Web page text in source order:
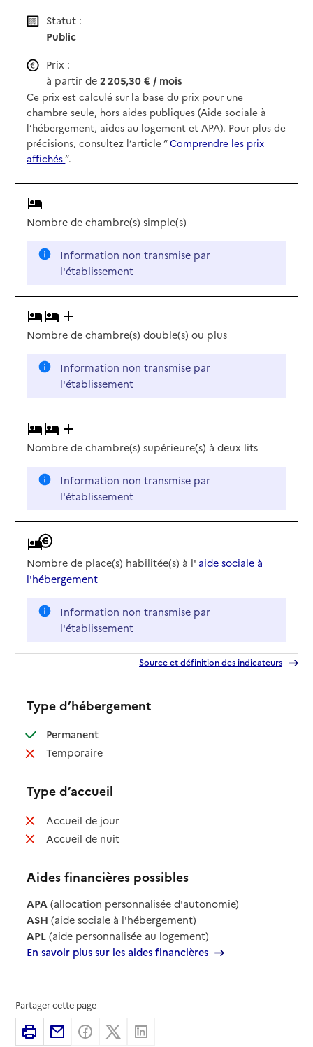
Statut :
Public
Prix :
à partir de2 205,30 € / mois
Ce prix est calculé sur la base du prix pour une
chambre seule, hors aides publiques (Aide sociale à
l’hébergement, aides au logement et APA). Pour plus de
précisions, consultez l’article “Comprendre les prix
affichés”.
Nombre de chambre(s) simple(s)
Information non transmise par
l'établissement
Nombre de chambre(s) double(s)ou plus
Information non transmise par
l'établissement
Nombre de chambre(s) supérieure(s) à deux lits
Information non transmise par
l'établissement
Nombre de place(s) habilitée(s) à l' aide sociale à
l'hébergement
Information non transmise par
l'établissement
Source et définition des indicateurs
Type d’hébergement
Permanent: disponible
Temporaire: non disponible
Type d’accueil
Accueil de jour: non disponible
Accueil de nuit: non disponible
Aides financières possibles
APA (allocation personnalisée d'autonomie)
ASH (aide sociale à l'hébergement)
APL (aide personnalisée au logement)
En savoir plus sur les aides financières
Partager cette page
ImprimerPartager par email
Partager sur Facebook
Partager sur X